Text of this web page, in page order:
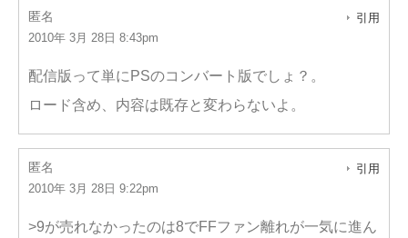
匿名
2010年 3月 28日 8:43pm
引用
配信版って単にPSのコンバート版でしょ？。
ロード含め、内容は既存と変わらないよ。
匿名
2010年 3月 28日 9:22pm
引用
>9が売れなかったのは8でFFファン離れが一気に進ん